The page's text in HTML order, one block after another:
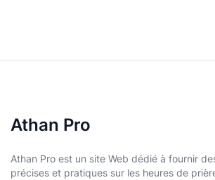
Athan Pro
Athan Pro est un site Web dédié à fournir
précises et pratiques sur les heures de